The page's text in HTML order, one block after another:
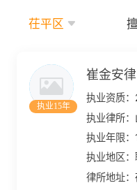
茌平区
执业15年
崔金安
执业资质：
执业律所：
执业年限：
执业地区：
律所地址：